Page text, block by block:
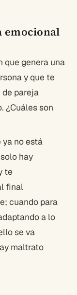
emocional
que genera una
y que te
pareja
¿Cuáles son
ya no está
hay
te
final
cuando para
a lo
se va
maltrato